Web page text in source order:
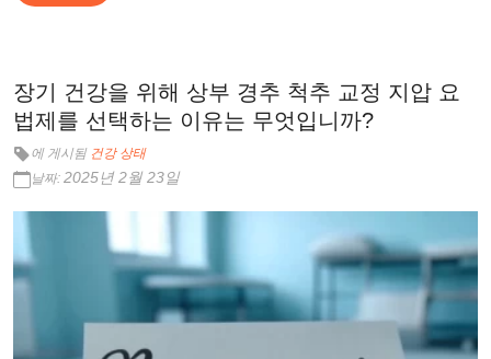
장기 건강을 위해 상부 경추 척추 교정 지압 요
법제를 선택하는 이유는 무엇입니까?
에 게시됨 건강 상태
날짜: 2025년 2월 23일